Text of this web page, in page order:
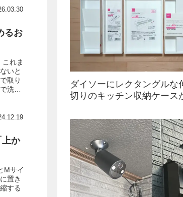
るお
れま
いと
取り
洗い
上か
Mサイ
置き
する
ダイソーにレクタングルな
切りのキッチン収納ケース